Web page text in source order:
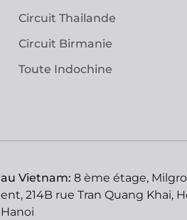
Circuit Thailande
Circuit Birmanie
Toute Indochine
Vietnam: 8 ème étage,
214B rue Tran Quang Khai,